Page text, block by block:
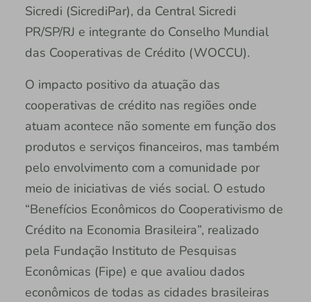
Sicredi (SicrediPar), da Central Sicredi
PR/SP/RJ e integrante do Conselho Mundial
das Cooperativas de Crédito (WOCCU).
O impacto positivo da atuação das
cooperativas de crédito nas regiões onde
atuam acontece não somente em função dos
produtos e serviços financeiros, mas também
pelo envolvimento com a comunidade por
meio de iniciativas de viés social. O estudo
“Benefícios Econômicos do Cooperativismo de
Crédito na Economia Brasileira”, realizado
pela Fundação Instituto de Pesquisas
Econômicas (Fipe) e que avaliou dados
econômicos de todas as cidades brasileiras